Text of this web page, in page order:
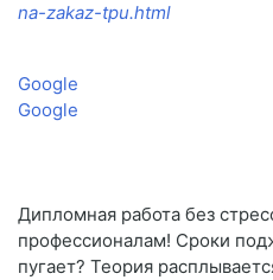
na-zakaz-tpu.html
Google
Google
Дипломная работа без
профессионалам! Сроки
пугает? Теория